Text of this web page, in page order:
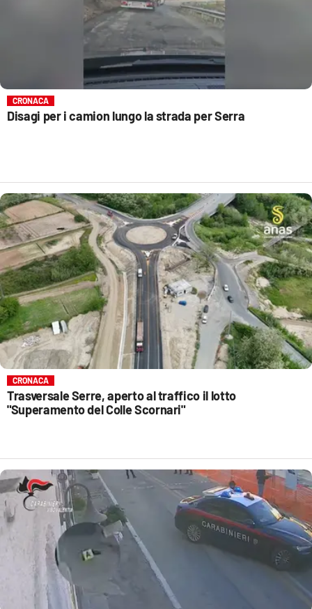
CRONACA
Disagi per i camion lungo la strada per Serra
CRONACA
Trasversale Serre, aperto al traffico il lotto
"Superamento del Colle Scornari"